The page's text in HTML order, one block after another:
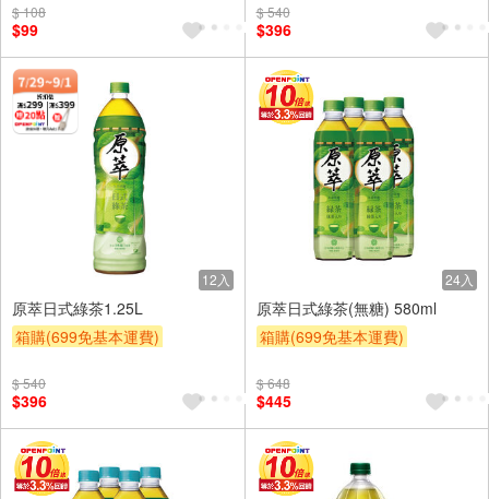
滿額9折
$ 108
$99
贈OPENPOINT
滿額9折
$ 540
$396
12入
原萃日式綠茶1.25L
箱購(699免基本運費)
贈OPENPOINT
滿額9折
$ 540
$396
24入
原萃日式綠茶(無糖) 580ml
箱購(699免基本運費)
贈OPENPOINT
滿額9折
$ 648
$445